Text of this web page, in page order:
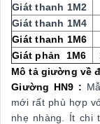
Giát thanh 1M2
Giát thanh 1M4
Giát thanh 1M6
Giát phản 1M6
Mô tả giường về
Giường HN9 :
mới rất phù hợp
nhẹ nhàng. Ít chi